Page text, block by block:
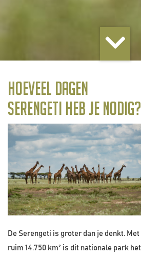
Hoeveel dagen
Serengeti heb je nodig?
De Serengeti is groter dan je denkt. Met
ruim 14.750 km² is dit nationale park het